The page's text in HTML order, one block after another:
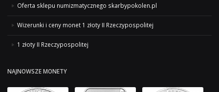
Oferta sklepu numizmatycznego skarbypokolen.pl
Wizerunki i ceny monet 1 złoty II Rzeczypospolitej
1 złoty II Rzeczypospolitej
NAJNOWSZE MONETY